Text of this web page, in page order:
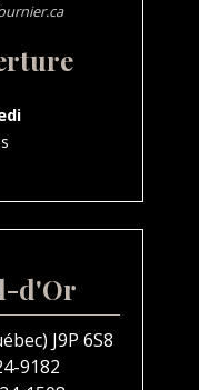
d'Or
J9P 6S8
9182